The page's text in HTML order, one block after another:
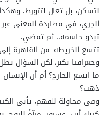
لتسكن، بل تعال لتتورط.
الجري، في مطاردة المعنى عبر
تبدو حاسمة.. ثم تمضي.
تتسع الخريطة: من القاهرة
وجغرافيا تكبر، لكن السؤال
ما اتسع الخارج؟ أم أن
ذهب؟
وفي محاولة للفهم، تأتي